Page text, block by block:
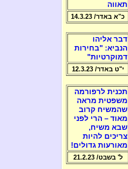
תאווה
כ"א באדר/ 14.3.23
דבר אליהו
הנביא: "בחירות
דמוקרטיות"
י"ט באדר/ 12.3.23
תכנית לרפורמה
משפטית מראה
שהמשיח קרוב
מאוד – הרי לפני
שבא משיח,
צריכים להיות
מאורעות גדולים!
ל' בשבט/ 21.2.23